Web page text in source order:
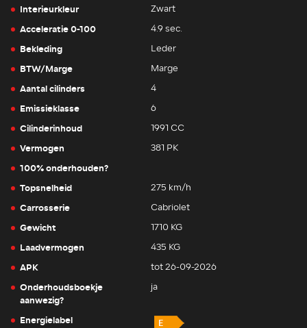
Interieurkleur Zwart
Acceleratie 0-100 4.9 sec.
Bekleding Leder
BTW/Marge Marge
Aantal cilinders 4
Emissieklasse 6
Cilinderinhoud 1991 CC
Vermogen 381 PK
100% onderhouden?
Topsnelheid
275 km/h
Carrosserie Cabriolet
Gewicht 1710 KG
Laadvermogen 435 KG
APK tot 26-09-2026
Onderhoudsboekje
aanwezig?
ja
Energielabel